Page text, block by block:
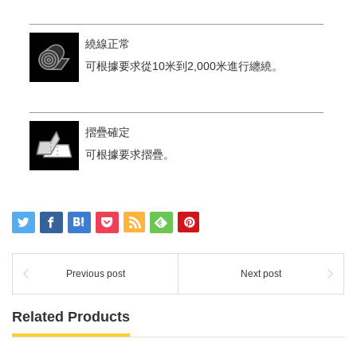
繞線正常
可根據要求從10米到2,000米進行纏繞。
摺疊確定
可根據要求摺疊。
Previous post Next post
Related Products